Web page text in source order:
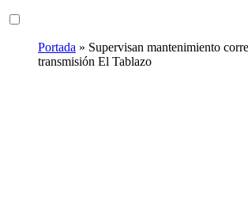
Portada » Supervisan mantenimiento
transmisión El Tablazo